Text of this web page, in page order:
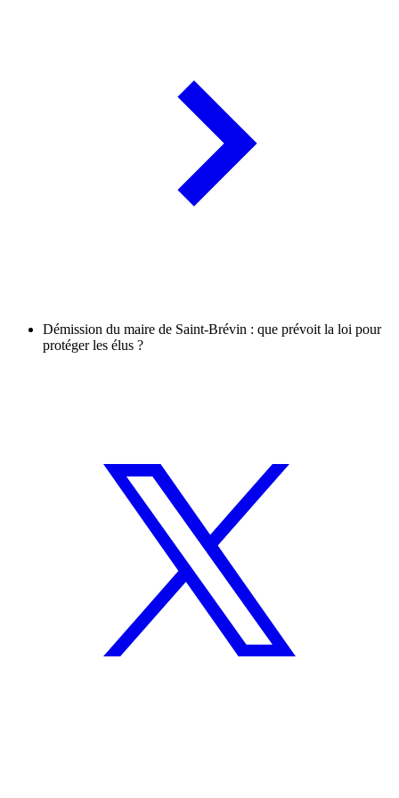
Démission du maire de Saint-Brévin : que prévoit la loi pour
protéger les élus ?